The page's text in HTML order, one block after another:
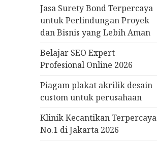
o
r
:
Jasa Surety Bond Terpercaya
untuk Perlindungan Proyek
dan Bisnis yang Lebih Aman
Belajar SEO Expert
Profesional Online 2026
Piagam plakat akrilik desain
custom untuk perusahaan
Klinik Kecantikan Terpercaya
No.1 di Jakarta 2026